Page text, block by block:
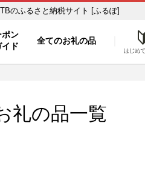
Ｔ！ - JTBのふるさと納税サイト [ふるぽ]
ポン
ド
全てのお礼の品
礼の品一覧